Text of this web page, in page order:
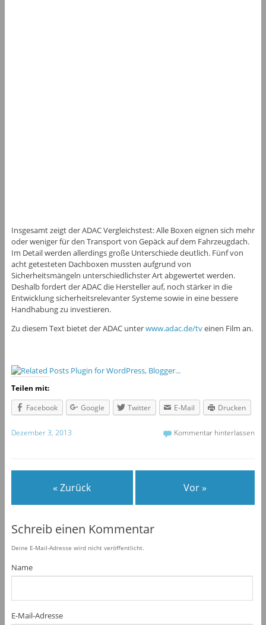
Insgesamt zeigt der ADAC Vergleichstest: Alle Boxen eignen sich mehr
oder weniger für den Transport von Gepäck auf dem Fahrzeugdach.
Im Detail werden allerdings große Unterschiede deutlich. Fünf von
acht getesteten Dachboxen mussten aufgrund von
Sicherheitsmängeln unterschiedlichster Art abgewertet werden.
Deshalb fordert der ADAC die Hersteller auf, noch stärker in die
Entwicklung sicherheitsrelevanter Systeme sowie in eine bessere
Handhabung zu investieren.
Zu diesem Text bietet der ADAC unterwww.adac.de/tveinen Film an.
Teilen mit:
Facebook
Google Twitter E-Mail Drucken
Dezember 3, 2013 Kommentar hinterlassen
« Zurück Vor »
Schreib einen Kommentar
Deine E-Mail-Adresse wird nicht veröffentlicht.
Name
E-Mail-Adresse